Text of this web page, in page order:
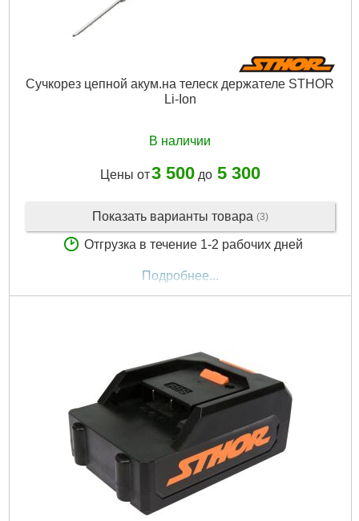
Сучкорез цепной акум.на телеск держателе STHOR
Li-Ion
В наличии
Цены от3 500до 5 300
Показать варианты товара (3)
Отгрузка в течение 1-2 рабочих дней
Подробнее...